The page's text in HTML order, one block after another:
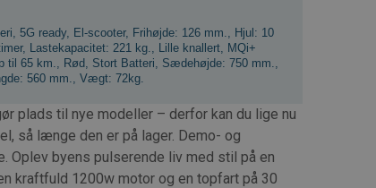
5G ready, El-scooter, Frihøjde: 126 mm.
Hjul: 10
, Lastekapacitet: 221 kg. Lille knallert
MQi+
til 65 km. Rød Stort Batteri Sædehøjde: 750 mm.
560 mm. Vægt: 72kg.
plads til nye modeller – derfor kan du lige nu
så længe den er på lager. Demo- og
Oplev byens pulserende liv med stil på en
kraftfuld 1200w motor og en topfart på 30